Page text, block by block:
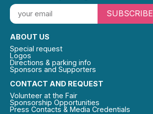
CONTACT AND REQUEST
Volunteer at the Fair
Sponsorship Opportunities
Press Contacts & Media Credentials
ABOUT US
Special request
Logos
Directions & parking info
Sponsors and Supporters
SUBSCRIBE